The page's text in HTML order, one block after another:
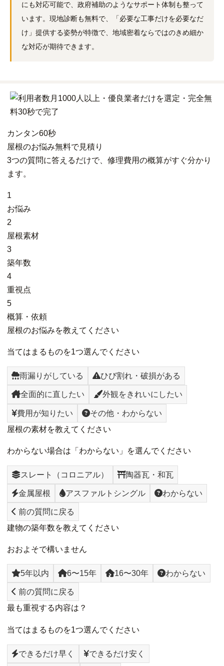
にも対応可能で、政府補助のようなサポート体制も整って
います。現地診断も無料で、「必要な工事だけを必要なだ
け」提供する姿勢が特徴で、地域密着ならではのきめ細か
な対応が期待できます。
カンタン60秒
屋根のお悩み無料で見積り
3つの質問に答えるだけで、修理費用の概算がすぐ分かり
ます。
1
お悩み
2
屋根素材
3
築年数
4
重視点
5
概算・依頼
屋根のお悩みを教えてください
当てはまるものを1つ選んでください
雨漏りがしている ひび割れ・破損がある
全面的に直したい 外観をきれいにしたい
費用が知りたい
その他・わからない
屋根の素材を教えてください
わからない場合は「わからない」を選んでください
スレート（コロニアル） 陶器瓦・和瓦
金属屋根 アスファルトシングル わからない
前の質問に戻る
建物の築年数を教えてください
おおよそで構いません
5年以内 6〜15年 16〜30年 わからない
前の質問に戻る
最も重視する内容は？
当てはまるものを1つ選んでください
できるだけ早く できるだけ安く